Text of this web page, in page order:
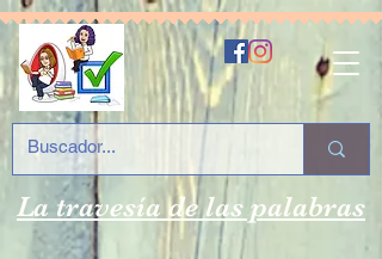
La travesía de las palabras